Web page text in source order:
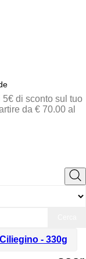
di sconto sul tuo
da € 70.00 al
- 330g